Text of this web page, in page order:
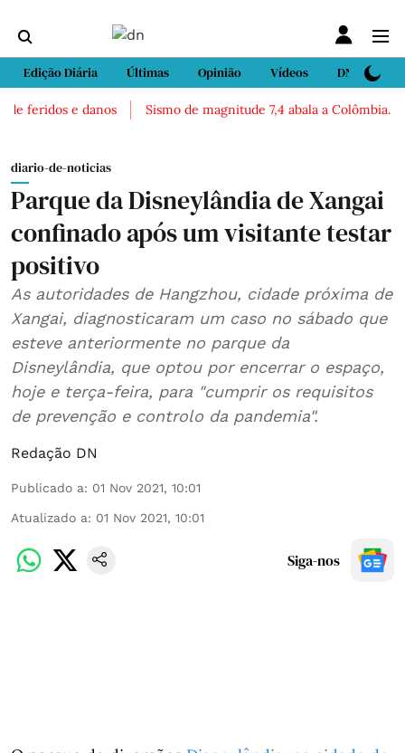
Edição Diária Últimas Opinião Vídeos DN Sport
feridos e danos Sismo de magnitude 7,4 abala a Colômbia.
diario-de-noticias
Parque da Disneylândia de Xangai
confinado após um visitante testar
positivo
As autoridades de Hangzhou, cidade próxima de
Xangai, diagnosticaram um caso no sábado que
esteve anteriormente no parque da
Disneylândia, que optou por encerrar o espaço,
hoje e terça-feira, para "cumprir os requisitos
de prevenção e controlo da pandemia".
Redação DN
Publicado a: 01 Nov 2021, 10:01
Atualizado a: 01 Nov 2021, 10:01
Siga-nos